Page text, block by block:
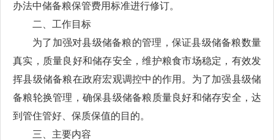
办法中储备粮保管费用标准进行修订。
二、工作目标
为了加强对县级储备粮的管理，保证县级储备粮数量
真实，质量良好和储存安全，维护粮食市场稳定，有效发
挥县级储备粮在政府宏观调控中的作用。为了加强县级储
备粮轮换管理，确保县级储备粮质量良好和储存安全，达
到管住管好、保质保值的目的。
三、主要内容